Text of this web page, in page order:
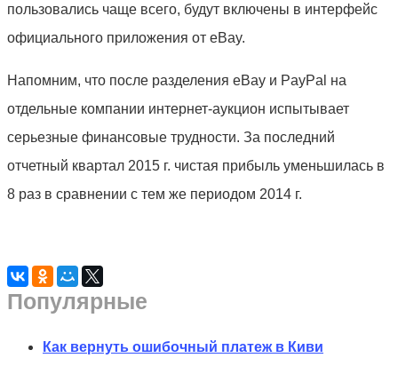
пользовались чаще всего, будут включены в интерфейс
официального приложения от еВay.
Напомним, что после разделения еВay и PayPal на
отдельные компании интернет-аукцион испытывает
серьезные финансовые трудности. За последний
отчетный квартал 2015 г. чистая прибыль уменьшилась в
8 раз в сравнении с тем же периодом 2014 г.
Популярные
Как вернуть ошибочный платеж в Киви